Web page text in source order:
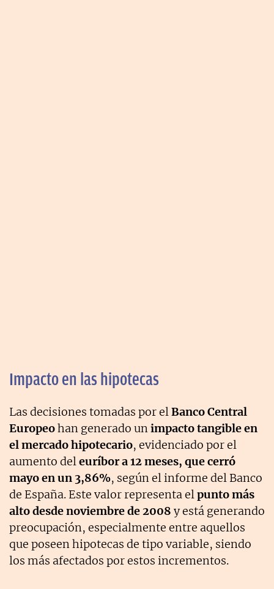
Impacto en las hipotecas
Las decisiones tomadas por elBanco Central
Europeohan generado unimpacto tangible en
el mercado hipotecario, evidenciado por el
aumento deleuríbor a 12 meses, que cerró
mayo en un 3,86%, según el informe del Banco
de España. Este valor representa elpunto más
alto desde noviembre de 2008 y está generando
preocupación, especialmente entre aquellos
que poseen hipotecas de tipo variable, siendo
los más afectados por estos incrementos.